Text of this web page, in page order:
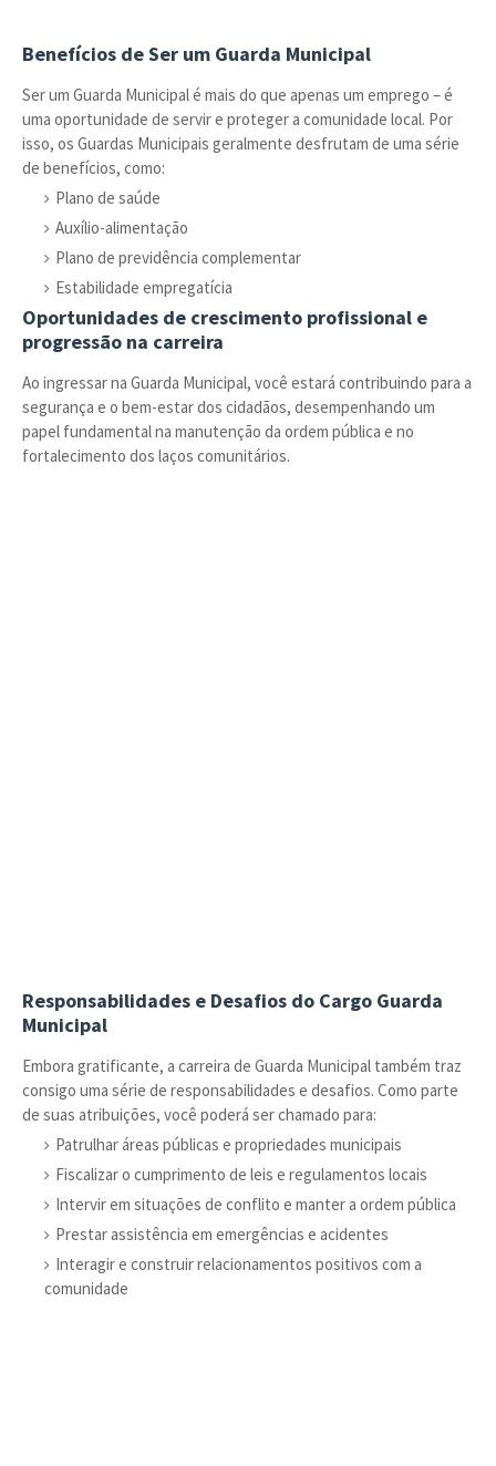
Benefícios de Ser um Guarda Municipal
Ser um Guarda Municipal é mais do que apenas um emprego – é
uma oportunidade de servir e proteger a comunidade local. Por
isso, os Guardas Municipais geralmente desfrutam de uma série
de benefícios, como:
Plano de saúde
Auxílio-alimentação
Plano de previdência complementar
Estabilidade empregatícia
Oportunidades de crescimento profissional e
progressão na carreira
Ao ingressar na Guarda Municipal, você estará contribuindo para a
segurança e o bem-estar dos cidadãos, desempenhando um
papel fundamental na manutenção da ordem pública e no
fortalecimento dos laços comunitários.
Responsabilidades e Desafios do Cargo Guarda
Municipal
Embora gratificante, a carreira de Guarda Municipal também traz
consigo uma série de responsabilidades e desafios. Como parte
de suas atribuições, você poderá ser chamado para:
Patrulhar áreas públicas e propriedades municipais
Fiscalizar o cumprimento de leis e regulamentos locais
Intervir em situações de conflito e manter a ordem pública
Prestar assistência em emergências e acidentes
Interagir e construir relacionamentos positivos com a
comunidade